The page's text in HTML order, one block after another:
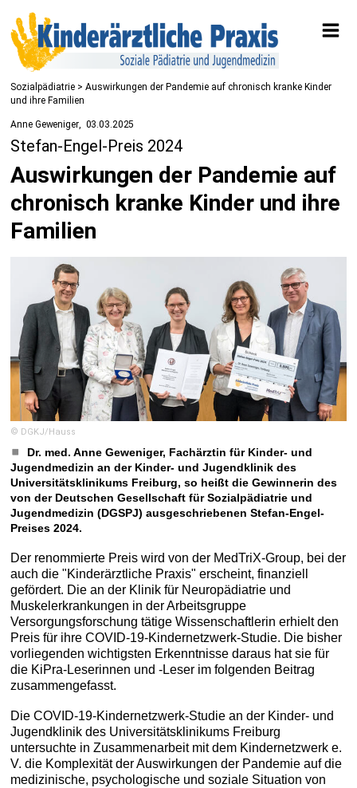
Sozialpädiatrie > Auswirkungen der Pandemie auf chronisch kranke Kinder
und ihre Familien
Anne Geweniger 03.03.2025
Stefan-Engel-Preis 2024
Auswirkungen der Pandemie auf
chronisch kranke Kinder und ihre
Familien
© DGKJ/Hauss
Dr. med. Anne Geweniger, Fachärztin für Kinder- und
Jugendmedizin an der Kinder- und Jugendklinik des
Universitätsklinikums Freiburg, so heißt die Gewinnerin des
von der Deutschen Gesellschaft für Sozialpädiatrie und
Jugendmedizin (DGSPJ) ausgeschriebenen Stefan-Engel-
Preises 2024.
Der renommierte Preis wird von der MedTriX-Group, bei der
auch die "Kinderärztliche Praxis" erscheint, finanziell
gefördert. Die an der Klinik für Neuropädiatrie und
Muskelerkrankungen in der Arbeitsgruppe
Versorgungsforschung tätige Wissenschaftlerin erhielt den
Preis für ihre COVID-19-Kindernetzwerk-Studie. Die bisher
vorliegenden wichtigsten Erkenntnisse daraus hat sie für
die KiPra-Leserinnen und -Leser im folgenden Beitrag
zusammengefasst.
Die COVID-19-Kindernetzwerk-Studie an der Kinder- und
Jugendklinik des Universitätsklinikums Freiburg
untersuchte in Zusammenarbeit mit dem Kindernetzwerk e.
V. die Komplexität der Auswirkungen der Pandemie auf die
medizinische, psychologische und soziale Situation von